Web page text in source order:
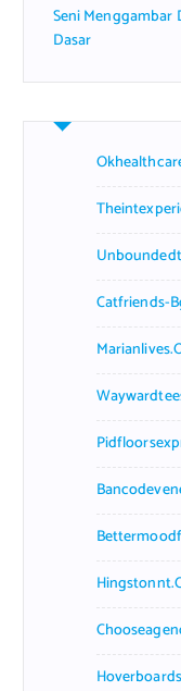
Seni Menggambar
Dasar
Catfriends-